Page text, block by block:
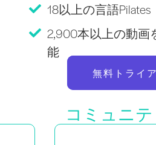
18以上の言語Pilates
2,900本以上の動画
能
無料トライ
コミュニ